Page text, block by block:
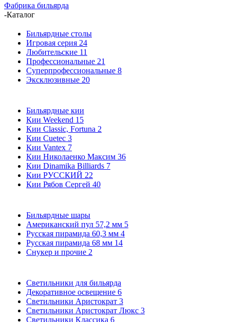
Фабрика бильярда
-Каталог
Бильярдные столы
Игровая серия 24
Любительские 11
Профессиональные 21
Суперпрофессиональные 8
Эксклюзивные 20
Бильярдные кии
Кии Weekend 15
Кии Classic, Fortuna 2
Кии Cuetec 3
Кии Vantex 7
Кии Николаенко Максим 36
Кии Dinamika Billiards 7
Кии РУССКИЙ 22
Кии Рябов Сергей 40
Бильярдные шары
Американский пул 57,2 мм 5
Русская пирамида 60,3 мм 4
Русская пирамида 68 мм 14
Снукер и прочие 2
Светильники для бильярда
Декоративное освещение 6
Светильники Аристократ 3
Светильники Аристократ Люкс 3
Светильники Классика 6